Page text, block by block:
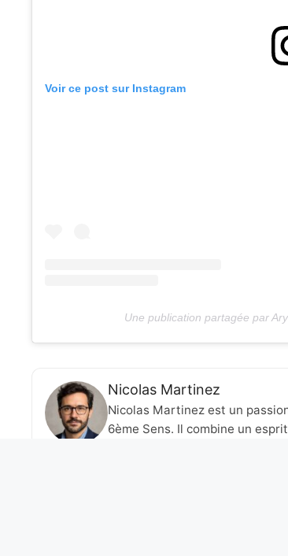
Voir ce post sur Instagram
Une publication partagée par
Nicolas Martinez
Nicolas Martinez est un
6ème Sens. Il combine un